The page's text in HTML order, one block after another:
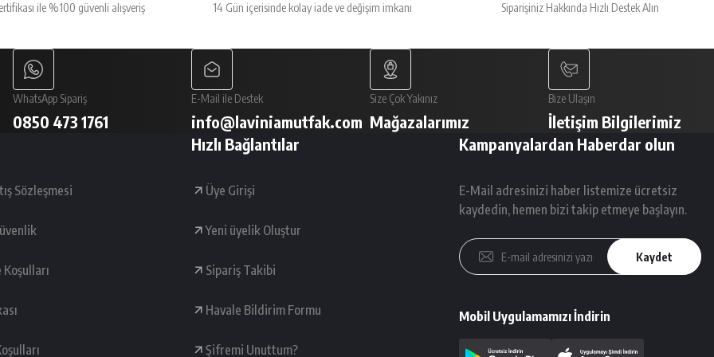
ile %100 güvenli alışveriş 14 Gün içerisinde kolay iade ve değişim imkanı Siparişiniz Hakkında Hızlı Destek Alın
WhatsApp Sipariş
0850 473 1761
E-Mail ile Destek
info@laviniamutfak.com
Size Çok Yakınız
Mağazalarımız
Bize Ulaşın
İletişim Bilgilerimiz
Sözleşmesi
Hızlı Bağlantılar
Üye Girişi
Yeni üyelik Oluştur
Sipariş Takibi
Havale Bildirim Formu
Şifremi Unuttum?
Kampanyalardan Haberdar olun
E-Mail adresinizi haber listemize ücretsiz
kaydedin, hemen bizi takip etmeye başlayın.
Kaydet
Mobil Uygulamamızı İndirin